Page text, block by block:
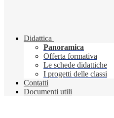
Didattica
Panoramica
Offerta formativa
Le schede didattiche
I progetti delle classi
Contatti
Documenti utili